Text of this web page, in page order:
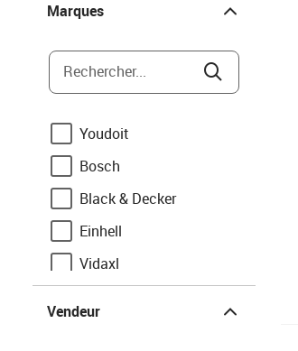
Marques
Rechercher...
Youdoit
Bosch
Black & Decker
Einhell
Vidaxl
Vendeur